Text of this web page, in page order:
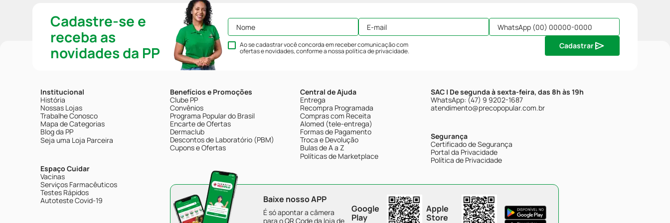
Cadastre-se e
receba as
novidades da PP
Ao se cadastrar você concorda em receber comunicação com
ofertas e novidades, conforme a nossapolítica de privacidade.
Cadastrar
Institucional
História
Nossas Lojas
Trabalhe Conosco
Mapa de Categorias
Blog da PP
Seja uma Loja Parceira
Espaço Cuidar
Vacinas
Serviços Farmacêuticos
Testes Rápidos
Autoteste Covid-19
Benefícios e Promoções
Clube PP
Convênios
Programa Popular do Brasil
Encarte de Ofertas
Dermaclub
Descontos de Laboratório (PBM)
Cupons e Ofertas
Central de Ajuda
Entrega
Recompra Programada
Compras com Receita
Alomed (tele-entrega)
Formas de Pagamento
Troca e Devolução
Bulas de A a Z
Políticas de Marketplace
SAC | De segunda à sexta-feira, das 8h às 19h
WhatsApp: (47) 9 9202-1687
atendimento@precopopular.com.br
Segurança
Certificado de Segurança
Portal da Privacidade
Política de Privacidade
Baixe nosso APP
É só apontar a câmera
para o QR Code da loja de
Google
Play
Apple
Store